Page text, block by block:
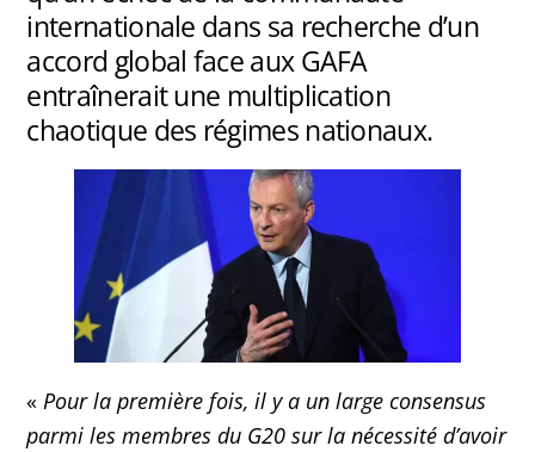
internationale dans sa recherche d’un
accord global face aux GAFA
entraînerait une multiplication
chaotique des régimes nationaux.
«Pour la première fois, il y a un large consensus
parmi les membres du G20 sur la nécessité d’avoir